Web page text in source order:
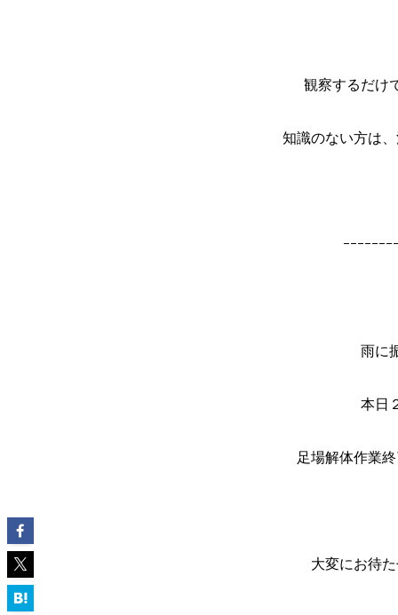
観察するだけ
知識のない方は
ｰｰｰｰｰｰｰ
雨に
本日
足場解体作業
大変にお待